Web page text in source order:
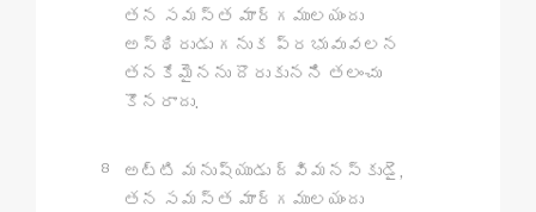
తన సమస్త మార్గములయందు
అస్థిరుడు గనుక ప్రభువువలన
తనకేమైనను దొరుకునని తలంచు
కొనరాదు.
8
అట్టి మనుష్యుడు ద్విమనస్కుడై,
తన సమస్త మార్గములయందు